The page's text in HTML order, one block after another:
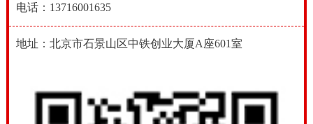
电话：13716001635
地址：北京市石景山区中铁创业大厦A座601室